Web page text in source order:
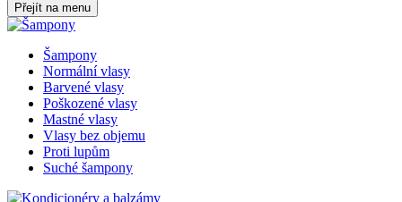
Přejít na menu
Šampony
Normální vlasy
Barvené vlasy
Poškozené vlasy
Mastné vlasy
Vlasy bez objemu
Proti lupům
Suché šampony